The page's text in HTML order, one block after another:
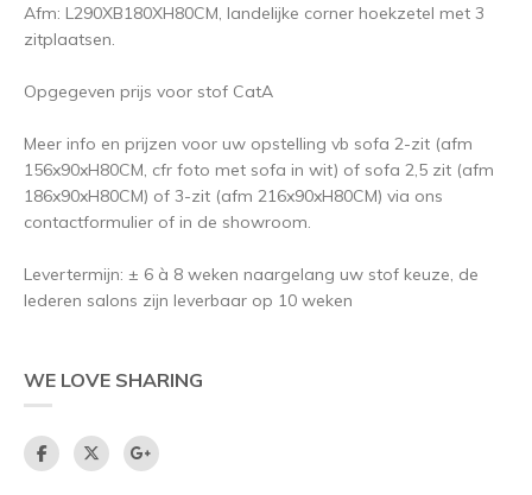
Afm: L290XB180XH80CM, landelijke corner hoekzetel met 3
zitplaatsen.
Opgegeven prijs voor stof CatA
Meer info en prijzen voor uw opstelling vb sofa 2-zit (afm
156x90xH80CM, cfr foto met sofa in wit) of sofa 2,5 zit (afm
186x90xH80CM) of 3-zit (afm 216x90xH80CM) via ons
contactformulier of in de showroom.
Levertermijn: ± 6 à 8 weken naargelang uw stof keuze, de
lederen salons zijn leverbaar op 10 weken
WE LOVE SHARING